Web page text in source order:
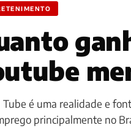
Tube é uma realidade e
principalmente no